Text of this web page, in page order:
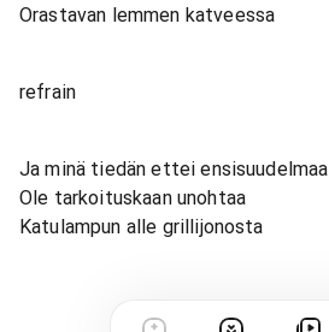
Orastavan lemmen katveessa
refrain
Ja minä tiedän ettei ensisuudelmaa
Ole tarkoituskaan unohtaa
Katulampun alle grillijonosta